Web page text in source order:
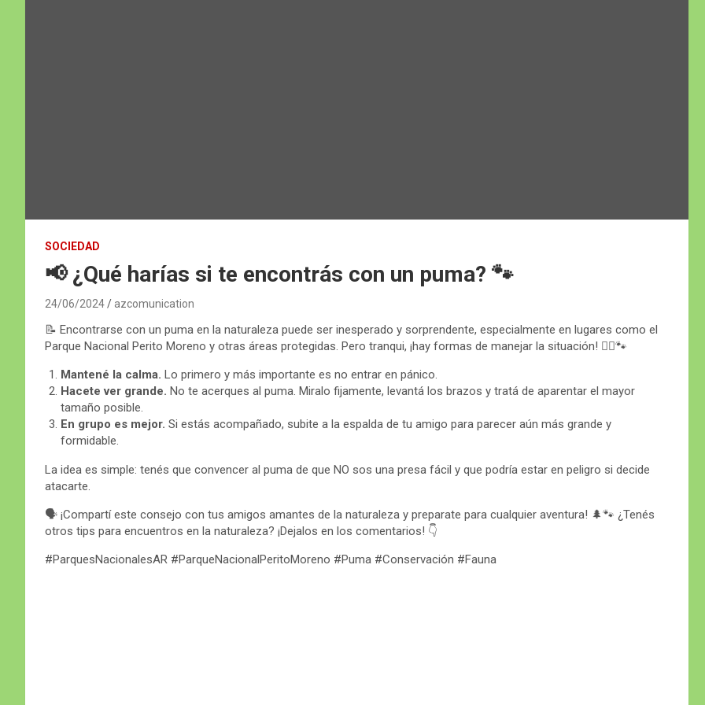
SOCIEDAD
📢 ¿Qué harías si te encontrás con un puma? 🐾
24/06/2024 azcomunication
📝 Encontrarse con un puma en la naturaleza puede ser inesperado y sorprendente, especialmente en lugares como el
Parque Nacional Perito Moreno y otras áreas protegidas. Pero tranqui, ¡hay formas de manejar la situación! 🚶‍♂️🐾
Mantené la calma. Lo primero y más importante es no entrar en pánico.
Hacete ver grande. No te acerques al puma. Miralo fijamente, levantá los brazos y tratá de aparentar el mayor
tamaño posible.
En grupo es mejor. Si estás acompañado, subite a la espalda de tu amigo para parecer aún más grande y
formidable.
La idea es simple: tenés que convencer al puma de que NO sos una presa fácil y que podría estar en peligro si decide
atacarte.
🗣️ ¡Compartí este consejo con tus amigos amantes de la naturaleza y preparate para cualquier aventura! 🌲🐾 ¿Tenés
otros tips para encuentros en la naturaleza? ¡Dejalos en los comentarios! 👇
#ParquesNacionalesAR #ParqueNacionalPeritoMoreno #Puma #Conservación #Fauna